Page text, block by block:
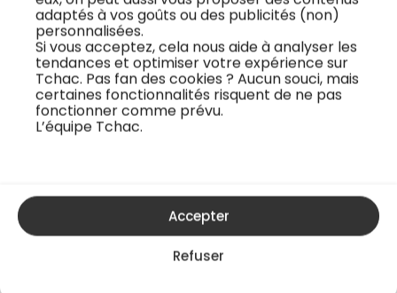
adaptés à vos goûts ou des publicités (non)
personnalisées.
Si vous acceptez, cela nous aide à analyser les
tendances et optimiser votre expérience sur
Tchac. Pas fan des cookies ? Aucun souci, mais
certaines fonctionnalités risquent de ne pas
fonctionner comme prévu.
L’équipe Tchac.
Accepter
Refuser
impressionner vos invités.
✅ Utilisation judicieuse des herbes et des épices pour
un plat équilibré et aromatique.
Je regarde la recette vidéo
Les cours en ligne du chef